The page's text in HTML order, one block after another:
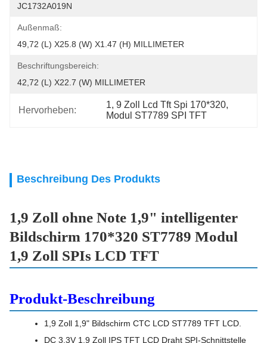
JC1732A019N
Außenmaß:
49,72 (L) X25.8 (W) X1.47 (H) MILLIMETER
Beschriftungsbereich:
42,72 (L) X22.7 (W) MILLIMETER
Hervorheben:
1, 9 Zoll Lcd Tft Spi 170*320,
Modul ST7789 SPI TFT
Beschreibung Des Produkts
1,9 Zoll ohne Note 1,9" intelligenter
Bildschirm 170*320 ST7789 Modul
1,9 Zoll SPIs LCD TFT
Produkt-Beschreibung
1,9 Zoll 1,9" Bildschirm CTC LCD ST7789 TFT LCD.
DC 3.3V 1,9 Zoll IPS TFT LCD Draht SPI-Schnittstelle